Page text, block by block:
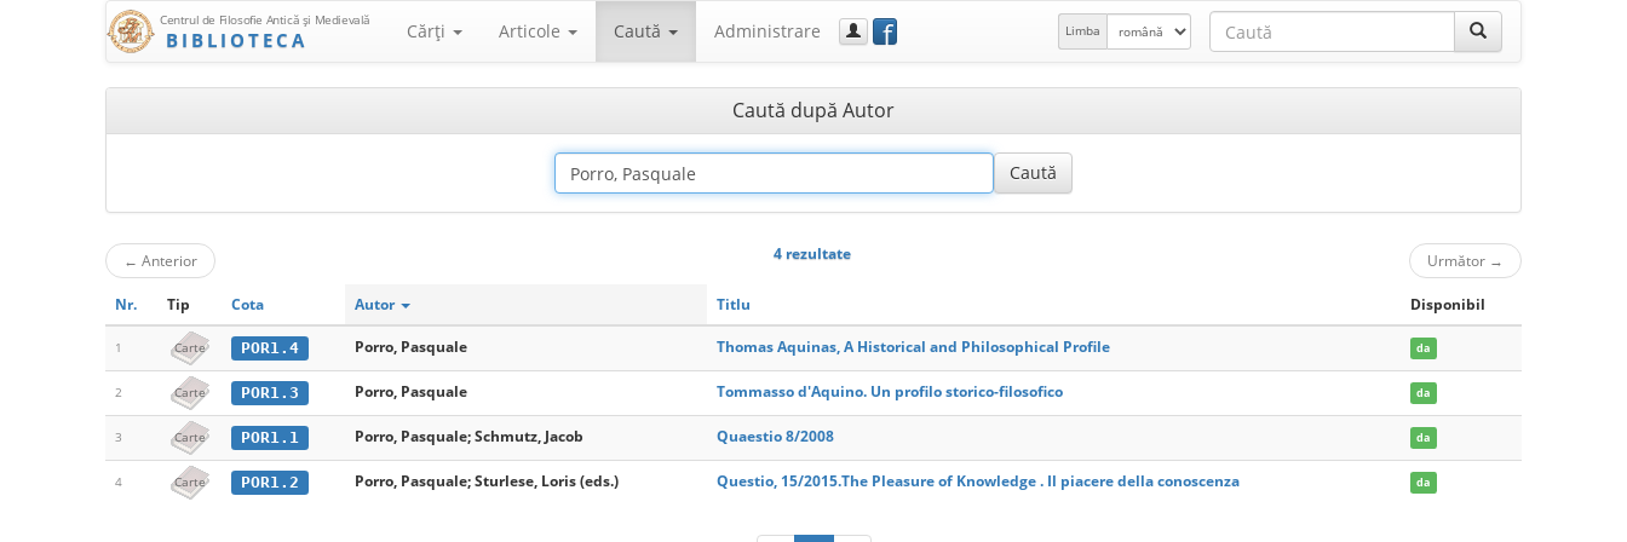
Centrul de Filosofie Antică şi Medievală
BIBLIOTECA Cărţi Articole Caută Administrare f Limba
Caută după Autor
← Anterior 4 rezultate Următor →
Nr. Tip Cota Autor Titlu Disponibil
1 Carte POR1.4 Porro, Pasquale Thomas Aquinas, A Historical and Philosophical Profile da
2 Carte POR1.3 Porro, Pasquale Tommasso d'Aquino. Un profilo storico-filosofico da
3 Carte POR1.1 Porro, Pasquale; Schmutz, Jacob Quaestio 8/2008 da
4 Carte POR1.2 Porro, Pasquale; Sturlese, Loris (eds.) Questio, 15/2015.The Pleasure of Knowledge . Il piacere della conoscenza da